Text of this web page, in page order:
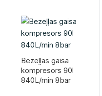
Bezeļļas gaisa
kompresors 90l
840L/min 8bar